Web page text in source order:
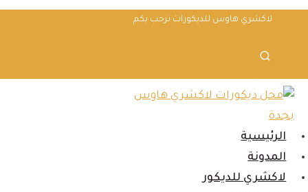
التجاوز
المحتوى
لاكشري هاوس للديكورات ترحب بكم
الرئيسية
المدونة
لاكشري للديكور